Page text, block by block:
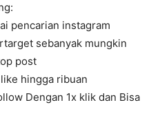
pencarian instagram
sebanyak mungkin
post
hingga ribuan
Dengan 1x klik dan Bisa